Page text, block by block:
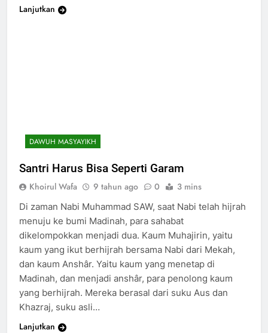
Lanjutkan
DAWUH MASYAYIKH
Santri Harus Bisa Seperti Garam
Khoirul Wafa 9 tahun ago 0 3 mins
Di zaman Nabi Muhammad SAW, saat Nabi telah hijrah
menuju ke bumi Madinah, para sahabat
dikelompokkan menjadi dua. Kaum Muhajirin, yaitu
kaum yang ikut berhijrah bersama Nabi dari Mekah,
dan kaum Anshâr. Yaitu kaum yang menetap di
Madinah, dan menjadi anshâr, para penolong kaum
yang berhijrah. Mereka berasal dari suku Aus dan
Khazraj, suku asli…
Lanjutkan